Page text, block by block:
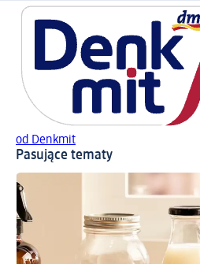
od Denkmit
Pasujące tematy